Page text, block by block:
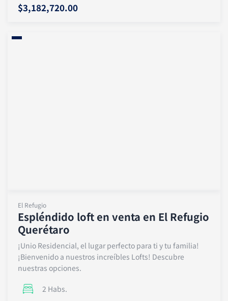
$3,182,720.00
El Refugio
Espléndido loft en venta en El Refugio
Querétaro
¡Unio Residencial, el lugar perfecto para ti y tu familia!
¡Bienvenido a nuestros increíbles Lofts! Descubre
nuestras opciones.
2 Habs.